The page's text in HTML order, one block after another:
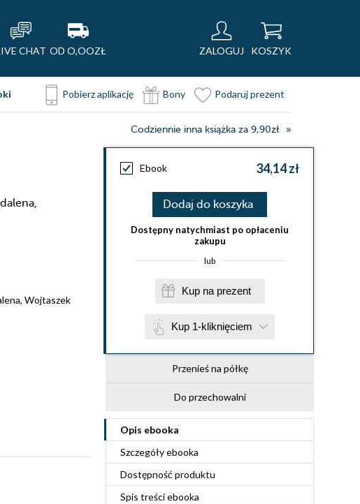
CHAT OD O,OOZŁ ZALOGUJ KOSZYK
Pobierz aplikację Bony Podaruj prezent
Codziennie inna książka za 9,90zł
, Wojtaszek
Ebook 34,14 zł
Dodaj do koszyka
Dostępny natychmiast po opłaceniu
zakupu
lub
Kup na prezent
Kup 1-kliknięciem
Przenieś na półkę
Do przechowalni
Opis ebooka
Szczegółyebooka
Dostępność produktu
Spis treściebooka